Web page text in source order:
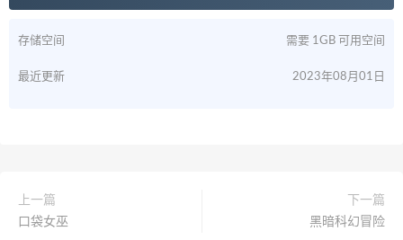
存储空间 需要 1GB 可用空间
最近更新 2023年08月01日
上一篇
口袋女巫
下一篇
黑暗科幻冒险